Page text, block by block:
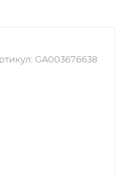
GA003676638